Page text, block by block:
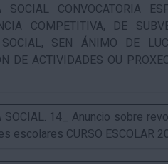
SOCIAL CONVOCATORIA
COMPETITIVA, DE
SOCIAL, SEN ÁNIMO DE
DE ACTIVIDADES OU
SOCIAL. 14_ Anuncio sobre
escolares CURSO ESCOLAR